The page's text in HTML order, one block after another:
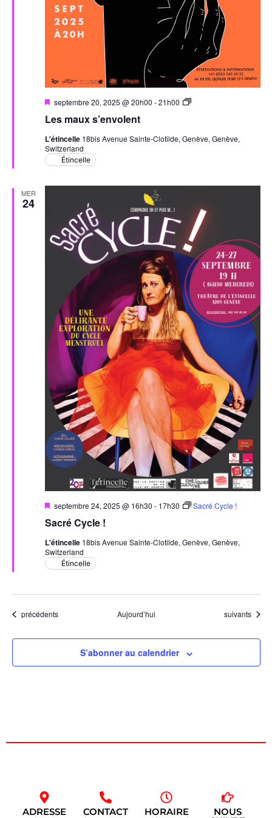
Les maux s’envolent
Mis
avant
septembre 20, 2025 @ 20h00 -21h00
Les
L'étincelle 18bis Avenue Sainte-Clotilde, Genève, Genève,
Switzerland
Étincelle
MER
24
Sacré Cycle !
Mis
avant
septembre 24, 2025 @ 16h30 - 17h30 Sacré Cycle !
L'étincelle 18bis Avenue Sainte-Clotilde, Genève, Genève,
Switzerland
Étincelle
Évènements
précédents Aujourd’hui Évènements
suivants
S’abonner au calendrier
ADRESSE CONTACT HORAIRE NOUS